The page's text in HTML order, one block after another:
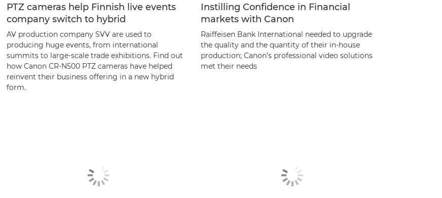
PTZ cameras help Finnish live events
company switch to hybrid
AV production company SVV are used to
producing huge events, from international
summits to large-scale trade exhibitions. Find out
how Canon CR-N500 PTZ cameras have helped
reinvent their business offering in a new hybrid
form.
Instilling Confidence in Financial
markets with Canon
Raiffeisen Bank International needed to upgrade
the quality and the quantity of their in-house
production; Canon’s professional video solutions
met their needs